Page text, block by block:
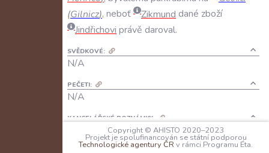
(Gilnicz), neboť Zikmund dané zboží
Jindřichovi právě daroval.
SVĚDKOVÉ:
N/A
PEČETI:
N/A
KANCELÁŘSKÉ POZNÁMKY:
Copyright © AHISTO 2020–2023
Projekt je spolufinancován se státní podporou
Technologické agentury ČR v rámci Programu Éta.